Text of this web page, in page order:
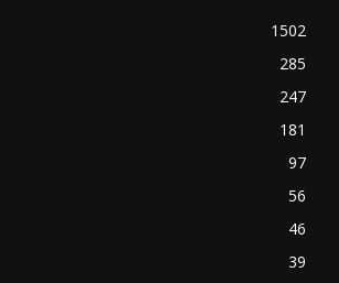
1502
285
247
181
97
56
46
39